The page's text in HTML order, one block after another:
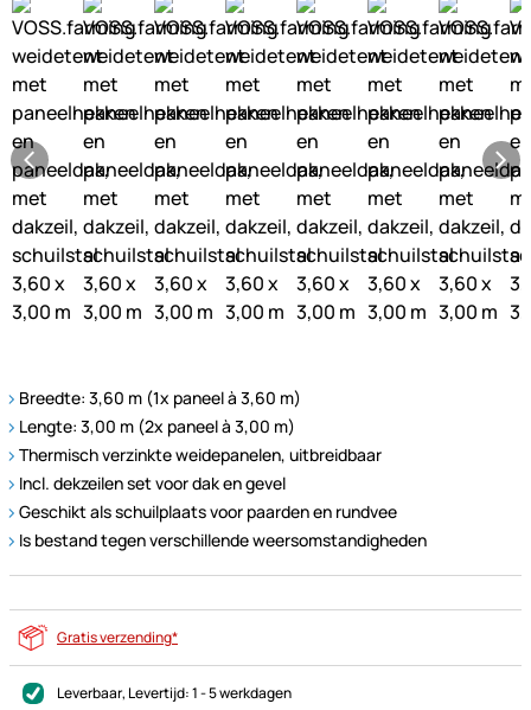
Breedte: 3,60 m (1x paneel à 3,60 m)
Lengte: 3,00 m (2x paneel à 3,00 m)
Thermisch verzinkte weidepanelen, uitbreidbaar
Incl. dekzeilen set voor dak en gevel
Geschikt als schuilplaats voor paarden en rundvee
Is bestand tegen verschillende weersomstandigheden
Gratis verzending*
Leverbaar, Levertijd:1 - 5 werkdagen